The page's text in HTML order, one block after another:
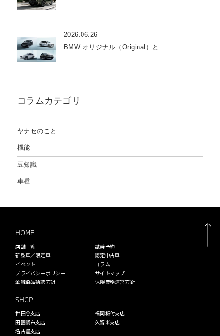
2026.06.26
BMW オリジナル（Original）と...
コラムカテゴリ
ヤナセのこと
機能
豆知識
車種
HOME
店舗一覧
新型車／限定車
イベント
プライバシーポリシー
金融商品勧誘方針
試乗予約
認定中古車
コラム
サイトマップ
保険業務運営方針
SHOP
世田谷支店
田園調布支店
名古屋支店
福岡板付支店
久留米支店